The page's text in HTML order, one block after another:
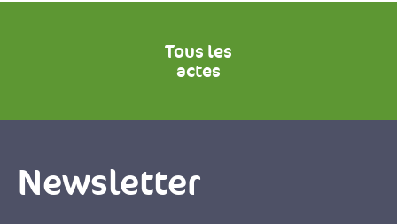
Tous les
actes
Newsletter